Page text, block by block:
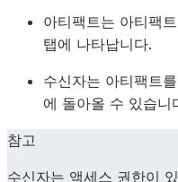
아티팩트는 아티팩
탭에 나타납니다.
수신자는 아티팩트
에 돌아올 수 있습니
참고
수신자는 액세스 권한이